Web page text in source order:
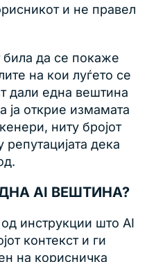
и не правел
да се покаже
на кои луѓето се
дали една вештина
ја открие измамата
ниту бројот
дека
AI ВЕШТИНА?
инструкции што AI
контекст и ги
на корисничка